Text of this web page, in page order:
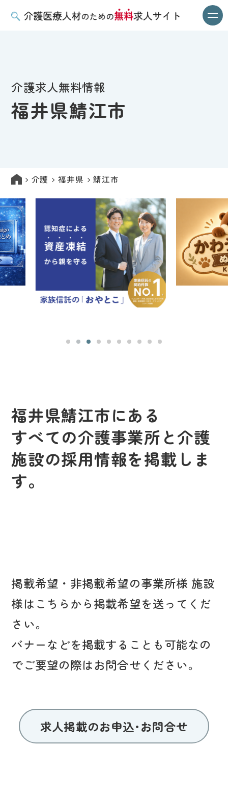
介護求人無料情報
福井県鯖江市
介護 福井県 鯖江市
福井県鯖江市にある
すべての介護事業所と介護
施設の採用情報を掲載しま
す。
掲載希望・非掲載希望の事業所様 施設
様はこちらから掲載希望を送ってくだ
さい。
バナーなどを掲載することも可能なの
でご要望の際はお問合せください。
求人掲載のお申込･お問合せ